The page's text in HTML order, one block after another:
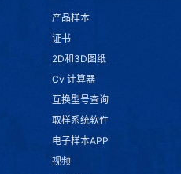
产品样本
证书
2D和3D图纸
Cv 计算器
互换型号查询
取样系统软件
电子样本APP
视频